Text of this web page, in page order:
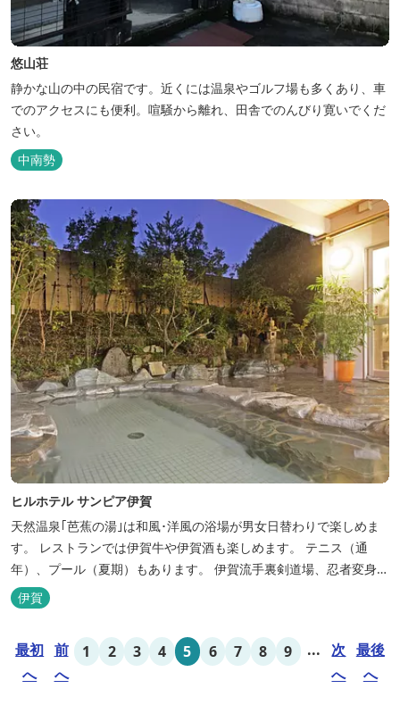
悠山荘
静かな山の中の民宿です。近くには温泉やゴルフ場も多くあり、車
でのアクセスにも便利。喧騒から離れ、田舎でのんびり寛いでくだ
さい。
中南勢
ヒルホテル サンピア伊賀
天然温泉｢芭蕉の湯｣は和風･洋風の浴場が男女日替わりで楽しめま
す。 レストランでは伊賀牛や伊賀酒も楽しめます。 テニス（通
年）、プール（夏期）もあります。 伊賀流手裏剣道場、忍者変身処
を常設しております。 ★ＨＰが新しくなりました！
http://www.hh-sunpia-iga.co.jp ※日替わりランチ、日替わり薬湯
伊賀
最初
へ
前
へ
1 2 3 4 5 6 7 8 9 ...
次
へ
最後
へ